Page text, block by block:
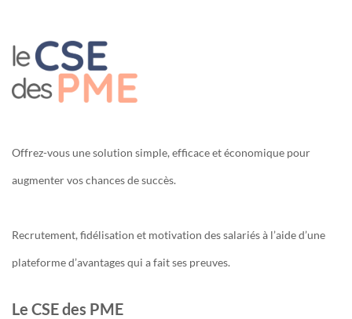
Offrez-vous une solution simple, efficace et économique pour
augmenter vos chances de succès.
Recrutement, fidélisation et motivation des salariés à l’aide d’une
plateforme d’avantages qui a fait ses preuves.
Le CSE des PME